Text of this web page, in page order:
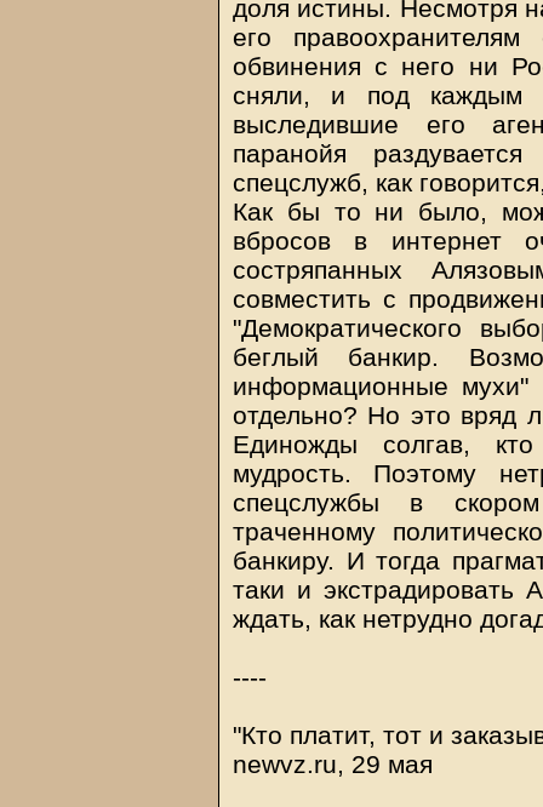
доля истины. Несмотря
его
обвинения с него ни
сняли, и под каждым
выследившие его
паранойя
спецслужб, как
Как бы то ни было,
вбросов в интернет
состряпанных
совместить с
"Демократического
беглый банкир.
информационные мухи"
отдельно? Но это вряд
Единожды солгав,
мудрость. Поэтому
спецслужбы в
траченному
банкиру. И тогда
таки и экстрадировать
ждать, как нетрудно
----
"Кто платит, тот и
newvz.ru, 29 мая